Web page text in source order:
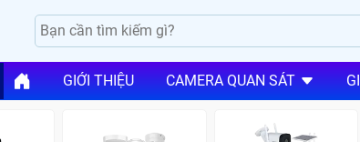
GIỚI THIỆU CAMERA QUAN SÁT